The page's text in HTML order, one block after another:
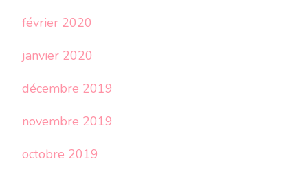
février 2020
janvier 2020
décembre 2019
novembre 2019
octobre 2019